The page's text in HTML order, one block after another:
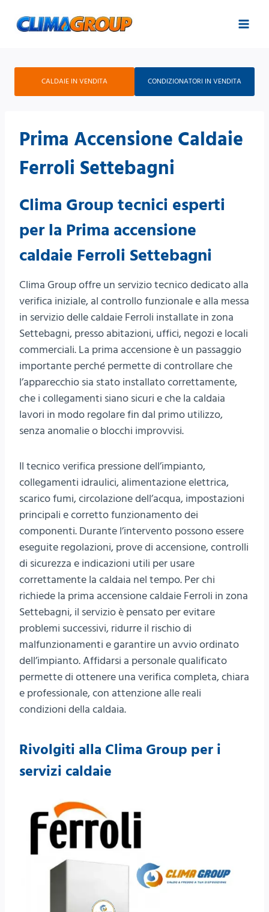
CALDAIE IN VENDITA CONDIZIONATORI IN VENDITA
Prima Accensione Caldaie
Ferroli Settebagni
Clima Group tecnici esperti
per la Prima accensione
caldaie Ferroli Settebagni
Clima Group offre un servizio tecnico dedicato alla
verifica iniziale, al controllo funzionale e alla messa
in servizio delle caldaie Ferroli installate in zona
Settebagni, presso abitazioni, uffici, negozi e locali
commerciali. La prima accensione è un passaggio
importante perché permette di controllare che
l’apparecchio sia stato installato correttamente,
che i collegamenti siano sicuri e che la caldaia
lavori in modo regolare fin dal primo utilizzo,
senza anomalie o blocchi improvvisi.
Il tecnico verifica pressione dell’impianto,
collegamenti idraulici, alimentazione elettrica,
scarico fumi, circolazione dell’acqua, impostazioni
principali e corretto funzionamento dei
componenti. Durante l’intervento possono essere
eseguite regolazioni, prove di accensione, controlli
di sicurezza e indicazioni utili per usare
correttamente la caldaia nel tempo. Per chi
richiede la prima accensione caldaie Ferroli in zona
Settebagni, il servizio è pensato per evitare
problemi successivi, ridurre il rischio di
malfunzionamenti e garantire un avvio ordinato
dell’impianto. Affidarsi a personale qualificato
permette di ottenere una verifica completa, chiara
e professionale, con attenzione alle reali
condizioni della caldaia.
Rivolgiti alla Clima Group per i
servizi caldaie